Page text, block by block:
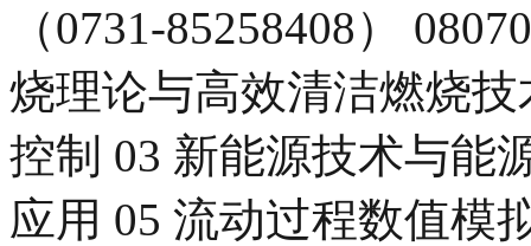
（0731-85258408）
烧理论与高效清洁燃烧
控制 03 新能源技术与能
应用 05 流动过程数值模